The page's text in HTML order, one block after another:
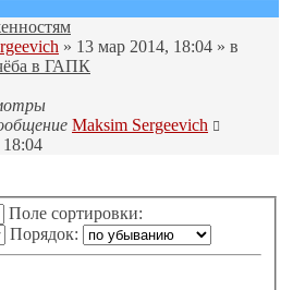
» 13 мар 2014, 18:04 » в
в ГАПК
Maksim Sergeevich
Поле сортировки:
Порядок: